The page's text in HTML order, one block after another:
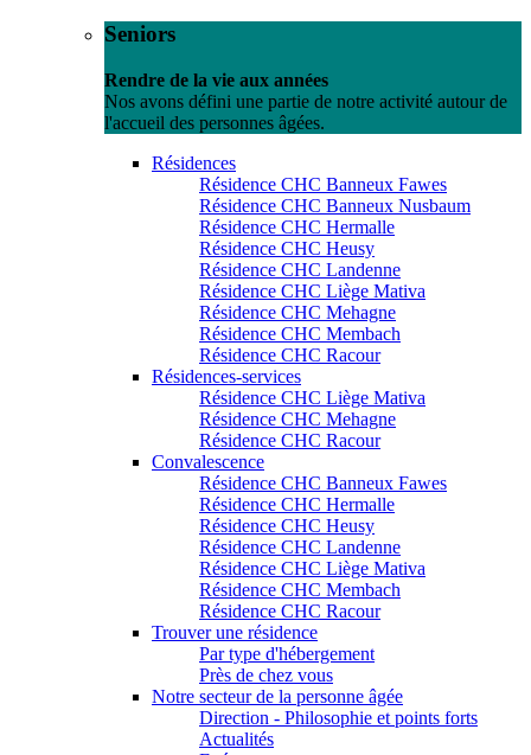
Seniors
Rendre de la vie aux années
Nos avons défini une partie de notre activité autour de
l'accueil des personnes âgées.
Résidences
Résidence CHC Banneux Fawes
Résidence CHC Banneux Nusbaum
Résidence CHC Hermalle
Résidence CHC Heusy
Résidence CHC Landenne
Résidence CHC Liège Mativa
Résidence CHC Mehagne
Résidence CHC Membach
Résidence CHC Racour
Résidences-services
Résidence CHC Liège Mativa
Résidence CHC Mehagne
Résidence CHC Racour
Convalescence
Résidence CHC Banneux Fawes
Résidence CHC Hermalle
Résidence CHC Heusy
Résidence CHC Landenne
Résidence CHC Liège Mativa
Résidence CHC Membach
Résidence CHC Racour
Trouver une résidence
Par type d'hébergement
Près de chez vous
Notre secteur de la personne âgée
Direction - Philosophie et points forts
Actualités